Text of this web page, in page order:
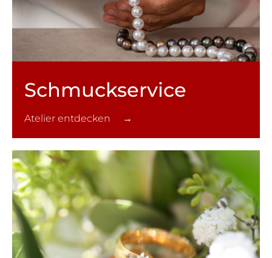
Schmuck­service
Atelier entdecken →